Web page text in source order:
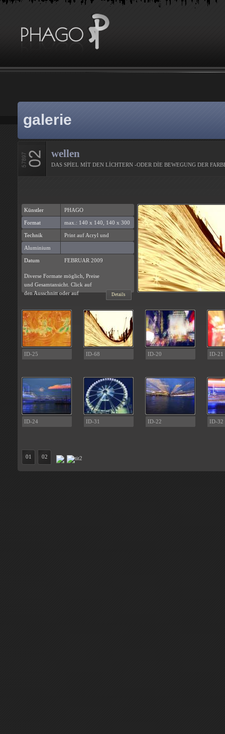
galerie
wellen
DAS SPİEL MİT DEN LİCHTERN -ODER DİE BEWEGUNG DER
Künstler PHAGO
Format max.: 140 x 140, 140 x 300
Technik Print auf Acryl und
Aluminium
Datum FEBRUAR 2009
Details
Diverse Formate möglich, Preise
und Gesamtansicht. Click auf
den Ausschnitt oder auf
ID-25 ID-68 ID-20 ID-21
ID-24 ID-31 ID-22 ID-32
01 02